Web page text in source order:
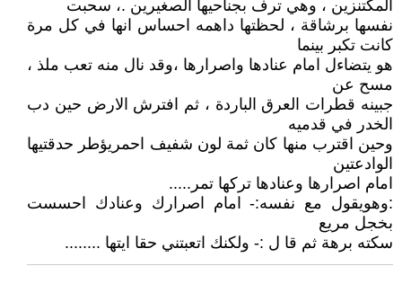
المكتنزين ، وهي ترف بجناحيها الصغيرين .، سحبت
نفسها برشاقة ، لحظتها داهمه احساس انها في كل مرة
كانت تكبر بينما
هو يتضاءل امام عنادها واصرارها ،وقد نال منه تعب ملذ ،
مسح عن
جبينه قطرات العرق الباردة ، ثم افترش الارض حين دب
الخدر في قدميه
وحين اقترب منها كان ثمة لون شفيف احمريؤطر حدقتيها
الوادعتين
امام اصرارها وعنادها تركها تمر.....
:وهويقول مع نفسه:- امام اصرارك وعنادك احسست
بخجل مريع
سكته برهة ثم قا ل :- ولكنك اتعبتني حقا ايتها ........